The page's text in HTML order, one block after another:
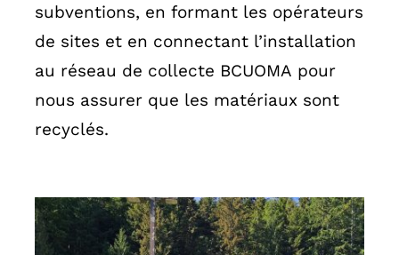
subventions, en formant les opérateurs
de sites et en connectant l’installation
au réseau de collecte BCUOMA pour
nous assurer que les matériaux sont
recyclés.